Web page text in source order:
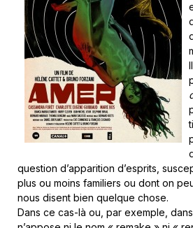
question d’apparition d’esprits,
plus ou moins familiers ou dont on
nous disent bien quelque chose.
Dans ce cas-là ou, par exemple,